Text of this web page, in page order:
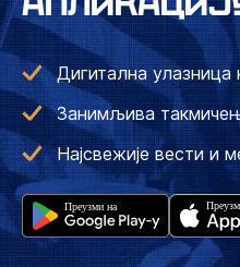
Дигитална улазница
Занимљива
Најсвежије вести и